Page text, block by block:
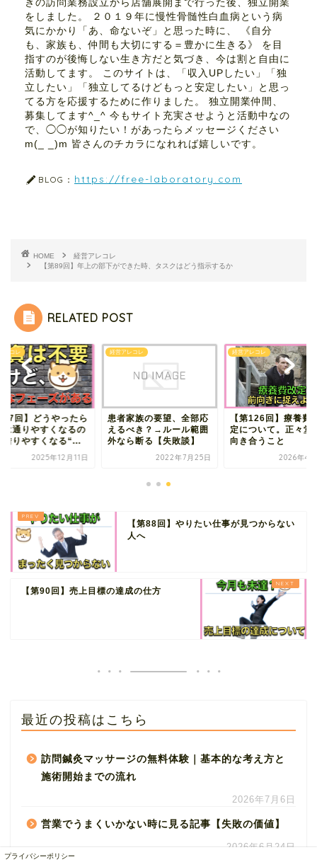
きの訪問業務設立から店舗展開まで行った後、独立開業
をしました。 ２０１９年に慢性骨髄性白血病という病
気にかかり「あ、命ないぞ」と思った時に、 《自分
も、家族も、仲間も大切にする＝豊かに生きる》 を目
指すのが後悔しない生き方だと気づき、今は割と自由に
活動してます。 このサイトは、「収入UPしたい」「独
立したい」「独立してるけどもっと安定したい」と思っ
てる方を応援するために作りました。 独立開業仲間、
募集してます^_^ 今もサイト充実させようと活動中なの
で、◯◯が知りたい！があったらメッセージください
m(_ _)m 皆さんのチカラになれれば嬉しいです。
BLOG： https://free-laboratory.com
HOME
経営アレコレ
【第89回】年上の部下ができた時、タスクはどう指示するか
RELATED POST
レコレ
37回】どうやったら
は通りやすくなるの
借りやすくなる“...
2025年12月11日
経営アレコレ
患者家族の要望、全部応
えるべき？→ルール範囲
外なら断る【失敗談】
2022年7月25日
経営アレコレ
【第126回】療養費
定について。正々堂
向き合うこと
2026年4
【第88回】やりたい仕事が見つからない
人へ
【第90回】売上目標の達成の仕方
最近の投稿はこちら
訪問鍼灸マッサージの無料体験｜基本的な考え方と
施術開始までの流れ
2026年7月6日
営業でうまくいかない時に見る記事【失敗の価値】
2026年6月24日
プライバシーポリシー